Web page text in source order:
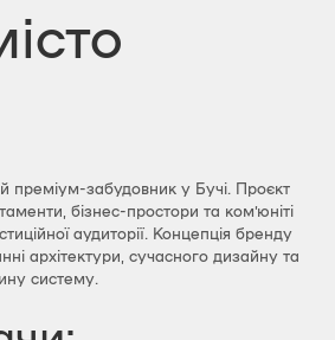
преміум-забудовник у Бучі. Проєкт
бізнес-простори та ком’юніті
аудиторії. Концепція бренду
архітектури, сучасного дизайну та
систему.